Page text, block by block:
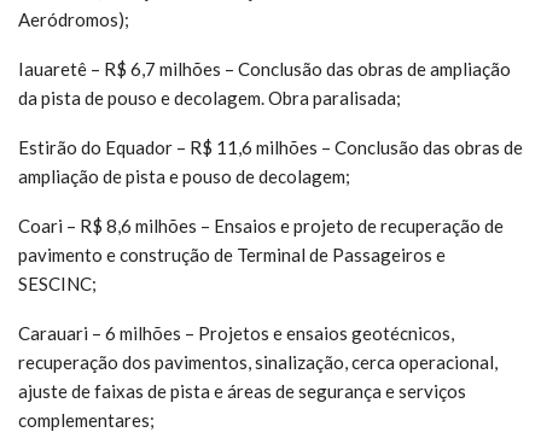
Aeródromos);
Iauaretê – R$ 6,7 milhões – Conclusão das obras de ampliação
da pista de pouso e decolagem. Obra paralisada;
Estirão do Equador – R$ 11,6 milhões – Conclusão das obras de
ampliação de pista e pouso de decolagem;
Coari – R$ 8,6 milhões – Ensaios e projeto de recuperação de
pavimento e construção de Terminal de Passageiros e
SESCINC;
Carauari – 6 milhões – Projetos e ensaios geotécnicos,
recuperação dos pavimentos, sinalização, cerca operacional,
ajuste de faixas de pista e áreas de segurança e serviços
complementares;